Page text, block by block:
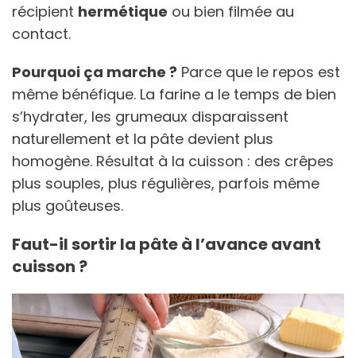
récipient hermétique ou bien filmée au
contact.
Pourquoi ça marche ? Parce que le repos est
même bénéfique. La farine a le temps de bien
s’hydrater, les grumeaux disparaissent
naturellement et la pâte devient plus
homogène. Résultat à la cuisson : des crêpes
plus souples, plus régulières, parfois même
plus goûteuses.
Faut-il sortir la pâte à l’avance avant
cuisson ?